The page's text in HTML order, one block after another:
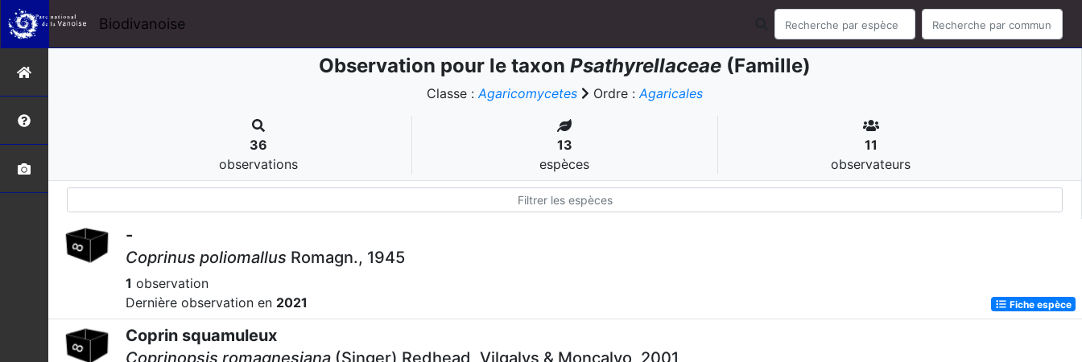
Biodivanoise
Observation pour le taxon Psathyrellaceae (Famille)
Classe :Agaricomycetes Ordre :Agaricales
36
observations
13
espèces
11
observateurs
-
Coprinus poliomallus Romagn., 1945
1 observation
Dernière observation en 2021 Fiche espèce
Coprin squamuleux
Coprinopsis romagnesiana (Singer) Redhead, Vilgalys & Moncalvo, 2001